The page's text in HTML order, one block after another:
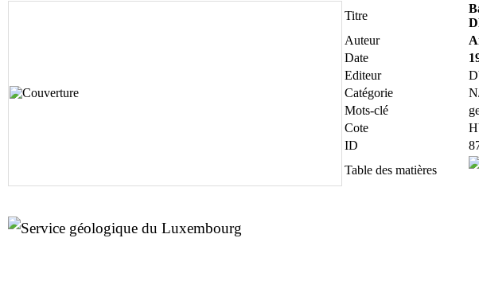
Titre
Auteur
Date
Editeur
Catégorie
Mots-clé
Cote
ID
Table des matières